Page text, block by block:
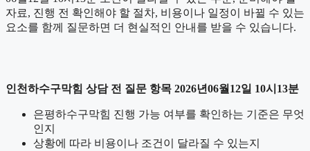
자료, 진행 전 확인해야 할 절차, 비용이나 일정이 바뀔 수 있는
요소를 함께 질문하면 더 현실적인 안내를 받을 수 있습니다.
인천하수구막힘 상담 전 질문 항목 2026년06월12일 10시13분
은평하수구막힘 진행 가능 여부를 확인하는 기준은 무엇
인지
상황에 따라 비용이나 조건이 달라질 수 있는지